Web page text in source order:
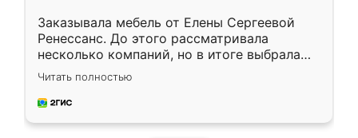
Заказывала мебель от Елены Сергеевой
Ренессанс. До этого рассматривала
несколько компаний, но в итоге выбрала
эту. Сначала обговорили условия, потом
приехал замерщик, всё спокойно объяснил
и снял размеры. Изготовили в срок, с
Читать полностью